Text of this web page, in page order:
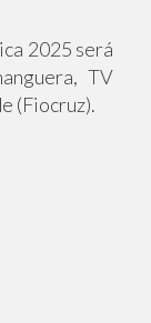
2025 será
TV
(Fiocruz).